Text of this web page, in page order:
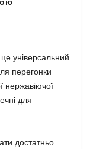
універсальний
перегонки
нержавіючої
для
достатньо